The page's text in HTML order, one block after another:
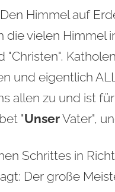
Himmel auf
die vielen Himmel
"Christen",
und eigentlich
allen zu und ist
"UnserVater",
Schrittes in
Der große